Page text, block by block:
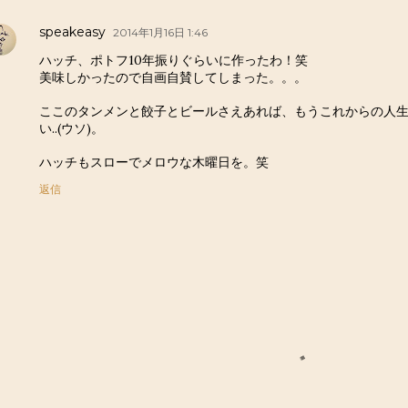
speakeasy 2014年1月16日 1:46
ハッチ、ポトフ10年振りぐらいに作ったわ！笑
美味しかったので自画自賛してしまった。。。
ここのタンメンと餃子とビールさえあれば、もうこれからの人
い..(ウソ)。
ハッチもスローでメロウな木曜日を。笑
返信